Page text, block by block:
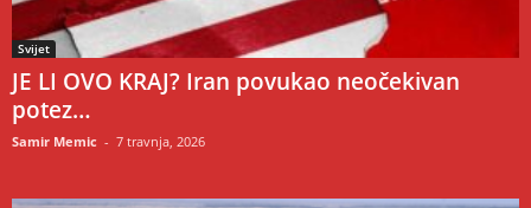
Svijet
JE LI OVO KRAJ? Iran povukao neočekivan
potez…
Samir Memic - 7 travnja, 2026